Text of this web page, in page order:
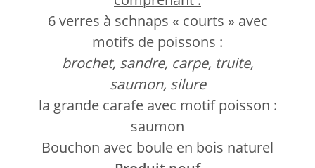
6 verres à schnaps « courts » avec
motifs de poissons :
brochet, sandre, carpe, truite,
saumon, silure
la grande carafe avec motif poisson :
saumon
Bouchon avec boule en bois naturel